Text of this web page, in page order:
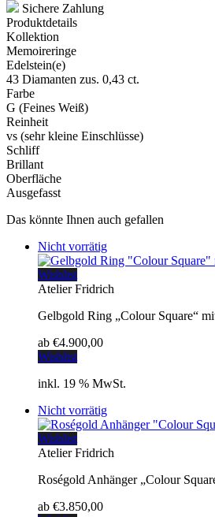
Sichere Zahlung
Produktdetails
Kollektion
Memoireringe
Edelstein(e)
43 Diamanten zus. 0,43 ct.
Farbe
G (Feines Weiß)
Reinheit
vs (sehr kleine Einschlüsse)
Schliff
Brillant
Oberfläche
Ausgefasst
Das könnte Ihnen auch gefallen
Nicht vorrätig
Wishlist
Atelier Fridrich
Gelbgold Ring „Colour Square“
ab €4.900,00
Wishlist
inkl. 19 % MwSt.
Nicht vorrätig
Wishlist
Atelier Fridrich
Roségold Anhänger „Colour
ab €3.850,00